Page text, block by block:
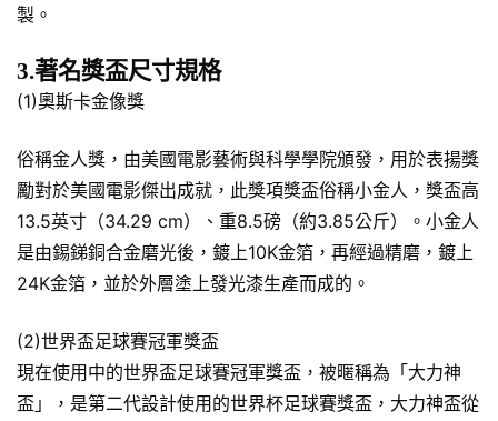
製。
3.著名獎盃尺寸規格
(1)奧斯卡金像獎
俗稱金人獎，由美國電影藝術與科學學院頒發，用於表揚獎
勵對於美國電影傑出成就，此獎項獎盃俗稱小金人，獎盃高
13.5英寸（34.29 cm）、重8.5磅（約3.85公斤）。小金人
是由錫銻銅合金磨光後，鍍上10K金箔，再經過精磨，鍍上
24K金箔，並於外層塗上發光漆生產而成的。
(2)世界盃足球賽冠軍獎盃
現在使用中的世界盃足球賽冠軍獎盃，被暱稱為「大力神
盃」，是第二代設計使用的世界杯足球賽獎盃，大力神盃從